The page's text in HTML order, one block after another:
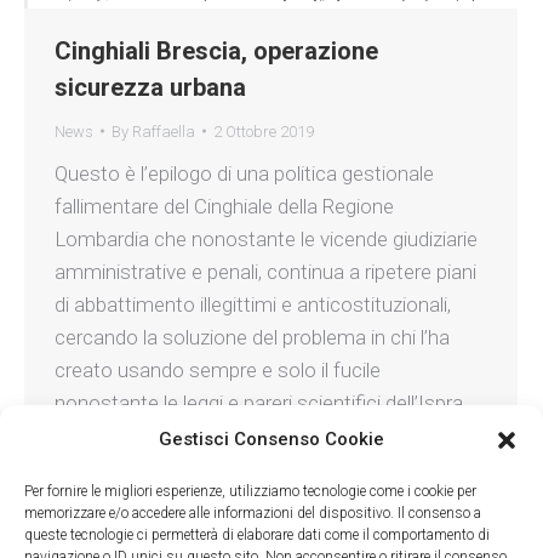
Gestisci Consenso Cookie
Per fornire le migliori esperienze, utilizziamo tecnologie come i cookie per
memorizzare e/o accedere alle informazioni del dispositivo. Il consenso a
queste tecnologie ci permetterà di elaborare dati come il comportamento di
Cinghiali Brescia, operazione
sicurezza urbana
News By Raffaella 2 Ottobre 2019
Questo è l’epilogo di una politica gestionale
fallimentare del Cinghiale della Regione
Lombardia che nonostante le vicende giudiziarie
amministrative e penali, continua a ripetere piani
di abbattimento illegittimi e anticostituzionali,
cercando la soluzione del problema in chi l’ha
creato usando sempre e solo il fucile
nonostante le leggi e pareri scientifici dell’Ispra.
Una questione quella…